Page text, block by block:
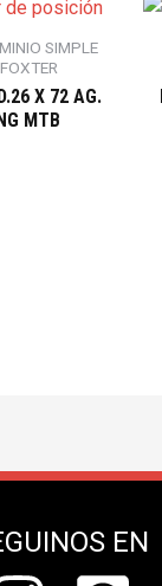
SIMPLE
X 72 AG.
MTB
EN